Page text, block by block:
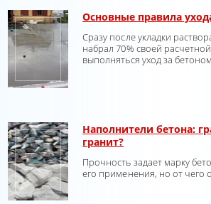
Основные правила
Сразу после укладки
набрал 70% своей
выполняться уход за
Наполнители бетона:
гранит?
Прочность задает марку
его применения, но от чего